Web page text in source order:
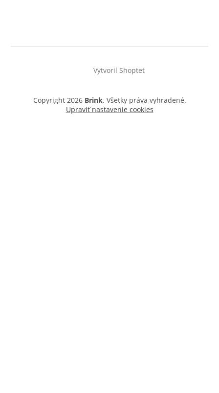
Vytvoril Shoptet
Copyright 2026 Brink. Všetky práva vyhradené.
Upraviť nastavenie cookies